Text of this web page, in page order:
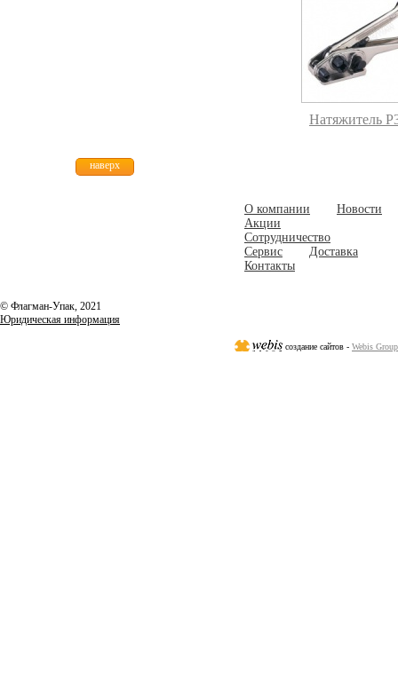
Натяжитель
О компании
Новости
Акции
Сотрудничество
Сервис
Доставка
Контакты
© Флагман-Упак, 2021
Юридическая информация
создание сайтов - Webis Group
наверх